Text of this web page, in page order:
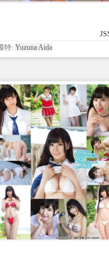
特: Yuzuna Aida